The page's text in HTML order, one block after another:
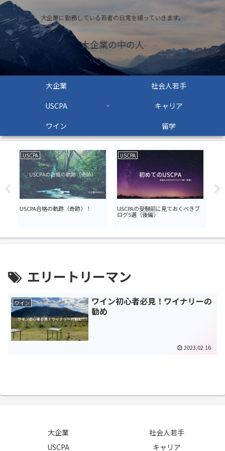
大企業に勤務している若者の日常を綴っていきます。
大企業の中の人
大企業
社会人若手
USCPA
キャリア
ワイン
留学
USCPA
USCPA合格の軌跡（奇跡）！
USCPA
USCPAの受験前に見ておくべきブ
ログ5選（後編）
エリートリーマン
ワイン
ワイン初心者必見！ワイナリーの
勧め
2023.02.16
大企業
社会人若手
USCPA
キャリア